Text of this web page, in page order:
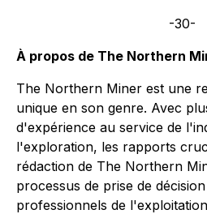
-30-
À propos de The Northern
The Northern Miner est une
unique en son genre. Avec
d'expérience au service de
l'exploration, les rapports
rédaction de The Northern
processus de prise de
professionnels de